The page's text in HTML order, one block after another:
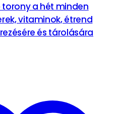
a hét minden
vitaminok, étrend
és tárolására